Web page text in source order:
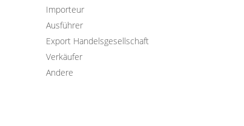
Importeur
Ausführer
Export Handelsgesellschaft
Verkäufer
Andere